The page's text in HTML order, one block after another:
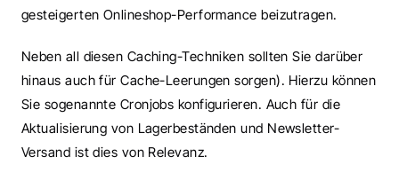
gesteigerten Onlineshop-Performance beizutragen.
Neben all diesen Caching-Techniken sollten Sie darüber
hinaus auch für Cache-Leerungen sorgen). Hierzu können
Sie sogenannte Cronjobs konfigurieren. Auch für die
Aktualisierung von Lagerbeständen und Newsletter-
Versand ist dies von Relevanz.